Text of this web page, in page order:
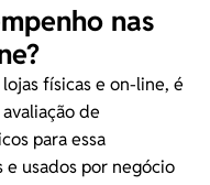
nas
físicas e on-line, é
de
para essa
e usados por negócio